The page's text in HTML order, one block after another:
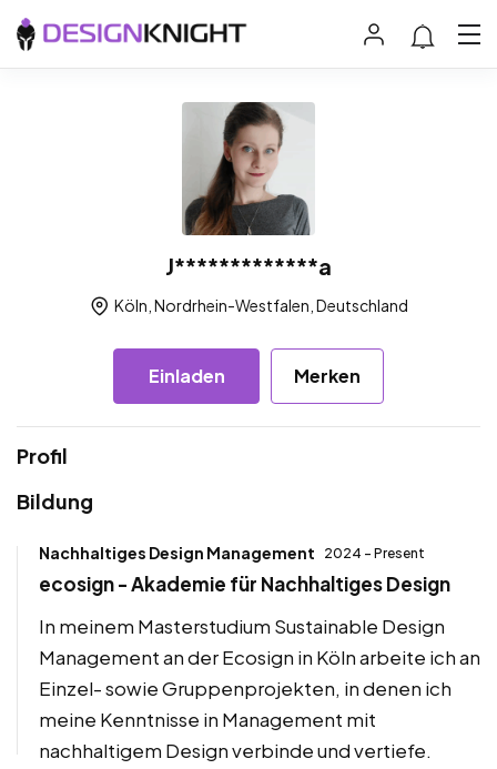
J*************a
Köln, Nordrhein-Westfalen, Deutschland
Einladen Merken
Profil
Bildung
Nachhaltiges Design Management 2024 - Present
ecosign - Akademie für Nachhaltiges Design
In meinem Masterstudium Sustainable Design
Management an der Ecosign in Köln arbeite ich an
Einzel- sowie Gruppenprojekten, in denen ich
meine Kenntnisse in Management mit
nachhaltigem Design verbinde und vertiefe.